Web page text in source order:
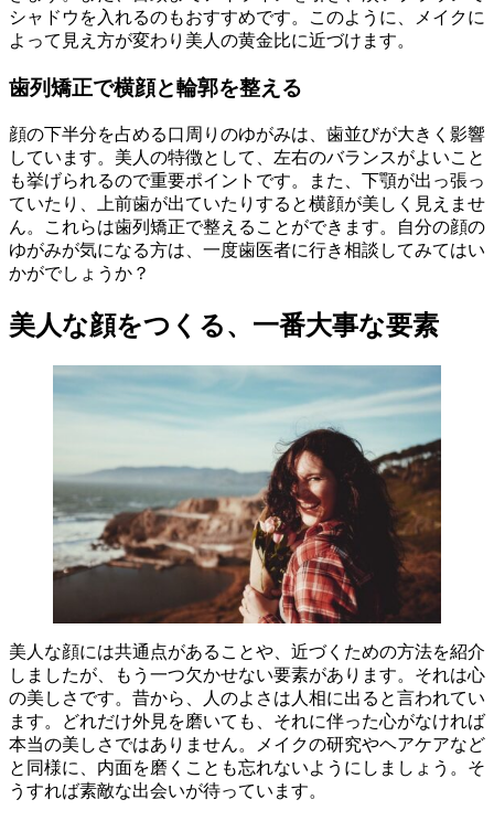
シャドウを入れるのもおすすめです。このように、メイクに
よって見え方が変わり美人の黄金比に近づけます。
歯列矯正で横顔と輪郭を整える
顔の下半分を占める口周りのゆがみは、歯並びが大きく影響
しています。美人の特徴として、左右のバランスがよいこと
も挙げられるので重要ポイントです。また、下顎が出っ張っ
ていたり、上前歯が出ていたりすると横顔が美しく見えませ
ん。これらは歯列矯正で整えることができます。自分の顔の
ゆがみが気になる方は、一度歯医者に行き相談してみてはい
かがでしょうか？
美人な顔をつくる、一番大事な要素
美人な顔には共通点があることや、近づくための方法を紹介
しましたが、もう一つ欠かせない要素があります。それは心
の美しさです。昔から、人のよさは人相に出ると言われてい
ます。どれだけ外見を磨いても、それに伴った心がなければ
本当の美しさではありません。メイクの研究やヘアケアなど
と同様に、内面を磨くことも忘れないようにしましょう。そ
うすれば素敵な出会いが待っています。